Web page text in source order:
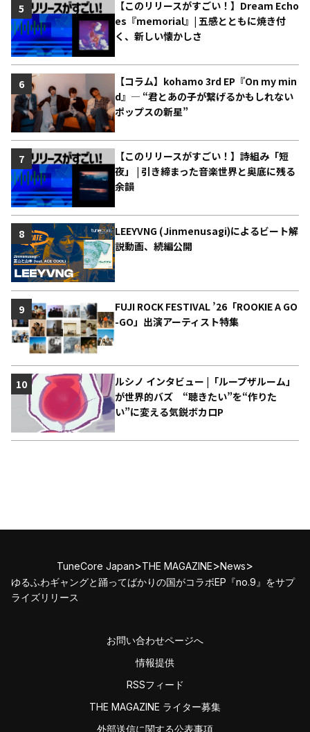
【このリリースがすごい！】Dream Echo
es『memorial』| 五感とともに焼き付
く、新しい懐かしさ
5
【コラム】kohamo 3rd EP『On my min
d』― “君とあの子が繋げるかもしれない
ポップスの新星”
6
【このリリースがすごい！】詩組み「短
夜」 | 引き締まった音楽世界と奥底に残る
余韻
7
LEEYVNG (Jinmenusagi)によるビート解
説動画、続編公開
8
FUJI ROCK FESTIVAL ’26「ROOKIE A GO
-GO」出演アーティスト特集
9
ルシノ インタビュー |「ループザルーム」
が世界的バズ “聴きたい”を“作りた
い”に変える気鋭ボカロP
10
TuneCore Japan>THE MAGAZINE>News>
ゆるふわギャングと踊ってばかりの国がコラボEP『no.9』をサプ
ライズリリース
お問い合わせページへ
情報提供
RSSフィード
THE MAGAZINE ライター募集
外部送信に関する公表事項